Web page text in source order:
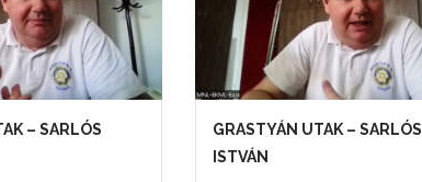
– SARLÓS
GRASTYÁN UTAK – SARLÓS
ISTVÁN